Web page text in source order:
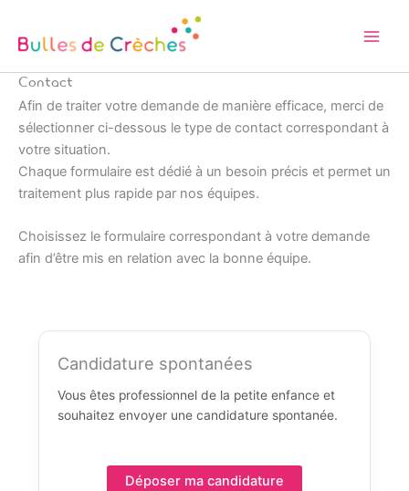
contenu
Contact
Afin de traiter votre demande de manière efficace, merci de
sélectionner ci-dessous le type de contact correspondant à
votre situation.
Chaque formulaire est dédié à un besoin précis et permet un
traitement plus rapide par nos équipes.
Choisissez le formulaire correspondant à votre demande
afin d’être mis en relation avec la bonne équipe.
Candidature spontanées
Vous êtes professionnel de la petite enfance et
souhaitez envoyer une candidature spontanée.
Déposer ma candidature